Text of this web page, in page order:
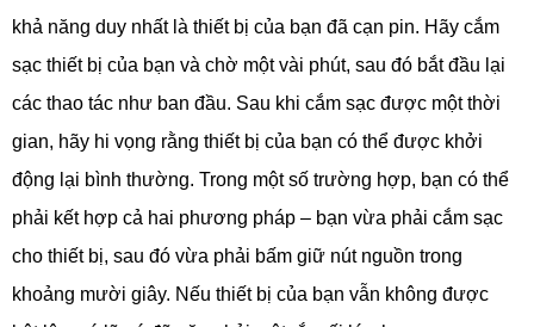
khả năng duy nhất là thiết bị của bạn đã cạn pin. Hãy cắm
sạc thiết bị của bạn và chờ một vài phút, sau đó bắt đầu lại
các thao tác như ban đầu. Sau khi cắm sạc được một thời
gian, hãy hi vọng rằng thiết bị của bạn có thể được khởi
động lại bình thường. Trong một số trường hợp, bạn có thể
phải kết hợp cả hai phương pháp – bạn vừa phải cắm sạc
cho thiết bị, sau đó vừa phải bấm giữ nút nguồn trong
khoảng mười giây. Nếu thiết bị của bạn vẫn không được